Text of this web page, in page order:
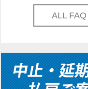
ALL FAQ